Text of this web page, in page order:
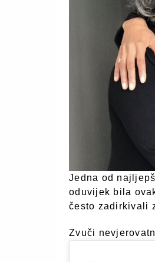
Jedna od
oduvijek bila
često zadirkivali
Zvuči